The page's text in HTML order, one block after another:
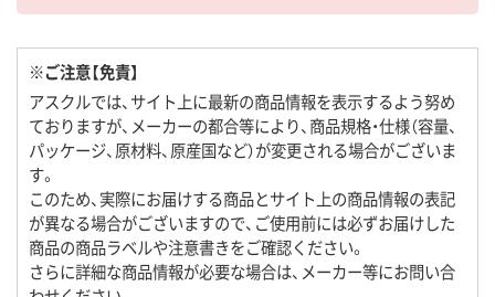
※ご注意【免責】
アスクルでは、サイト上に最新の商品情報を表示するよう努め
ておりますが、メーカーの都合等により、商品規格・仕様（容量、
パッケージ、原材料、原産国など）が変更される場合がございま
す。
このため、実際にお届けする商品とサイト上の商品情報の表記
が異なる場合がございますので、ご使用前には必ずお届けした
商品の商品ラベルや注意書きをご確認ください。
さらに詳細な商品情報が必要な場合は、メーカー等にお問い合